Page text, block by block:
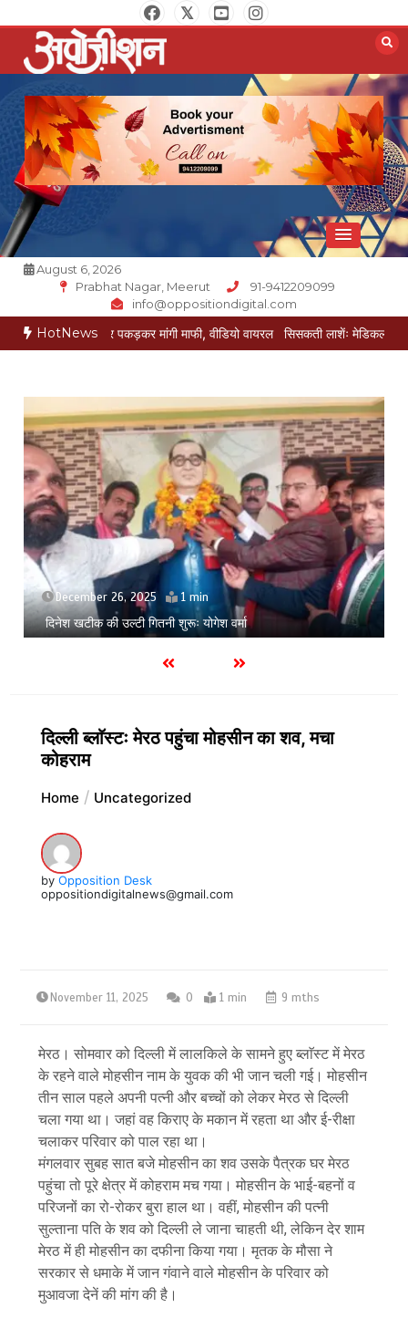
to
content
Opposition Digital
August 6, 2026
Prabhat Nagar, Meerut
91-9412209099
info@oppositiondigital.com
HotNews
ने पैर पकड़कर मांगी माफी, वीडियो वायरल सिसकती लाशेंः मेडिकल के लावारिस वार्ड में
July 9, 2026
सिसकती लाशेंः मेडिकल के लावारिस वार्ड में मरीज मौत की कगार पर
दिल्ली ब्लाॅस्टः मेरठ पहुंचा मोहसीन का शव, मचा
कोहराम
Home Uncategorized
by Opposition Desk
oppositiondigitalnews@gmail.com
November 11, 2025 0 1 min 9 mths
मेरठ। सोमवार को दिल्ली में लालकिले के सामने हुए ब्लाॅस्ट में मेरठ
के रहने वाले मोहसीन नाम के युवक की भी जान चली गई। मोहसीन
तीन साल पहले अपनी पत्नी और बच्चों को लेकर मेरठ से दिल्ली
चला गया था। जहां वह किराए के मकान में रहता था और ई-रीक्षा
चलाकर परिवार को पाल रहा था।
मंगलवार सुबह सात बजे मोहसीन का शव उसके पैत्रक घर मेरठ
पहुंचा तो पूरे क्षेत्र में कोहराम मच गया। मोहसीन के भाई-बहनों व
परिजनों का रो-रोकर बुरा हाल था। वहीं, मोहसीन की पत्नी
सुल्ताना पति के शव को दिल्ली ले जाना चाहती थी, लेकिन देर शाम
मेरठ में ही मोहसीन का दफीना किया गया। मृतक के मौसा ने
सरकार से धमाके में जान गंवाने वाले मोहसीन के परिवार को
मुआवजा देनें की मांग की है।